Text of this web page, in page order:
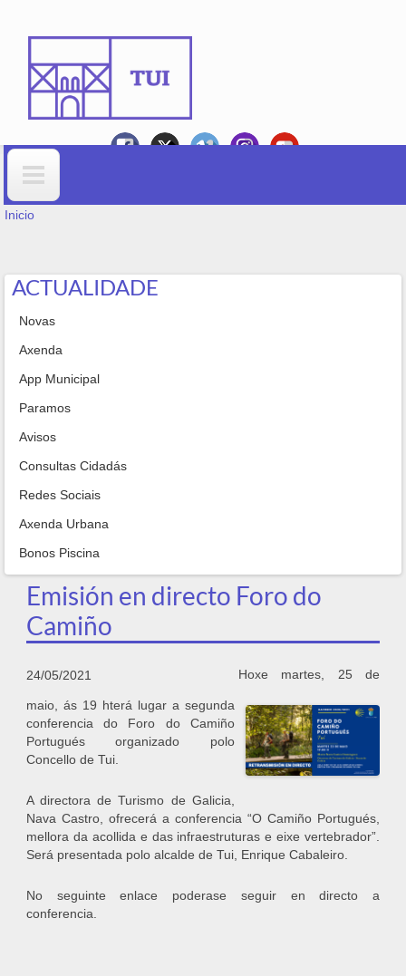
Formulario de busca
VOSTEDE ESTÁ AQUÍ
Inicio
ACTUALIDADE
Novas
Axenda
App Municipal
Paramos
Avisos
Consultas Cidadás
Redes Sociais
Axenda Urbana
Bonos Piscina
Emisión en directo Foro do
Camiño
24/05/2021 Hoxe martes, 25 de
maio, ás 19 hterá lugar a segunda
conferencia do Foro do Camiño
Portugués organizado polo
Concello de Tui.
A directora de Turismo de Galicia,
Nava Castro, ofrecerá a conferencia “O Camiño Portugués,
mellora da acollida e das infraestruturas e eixe vertebrador”.
Será presentada polo alcalde de Tui, Enrique Cabaleiro.
No seguinte enlace poderase seguir en directo a
conferencia.